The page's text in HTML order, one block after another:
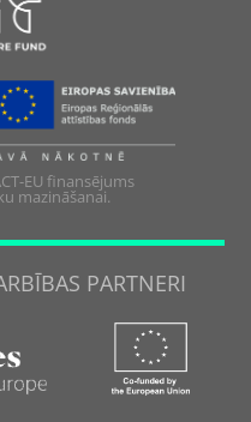
EU finansējums
mazināšanai.
PARTNERI